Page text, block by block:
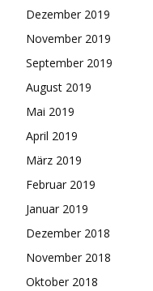
Dezember 2019
November 2019
September 2019
August 2019
Mai 2019
April 2019
März 2019
Februar 2019
Januar 2019
Dezember 2018
November 2018
Oktober 2018